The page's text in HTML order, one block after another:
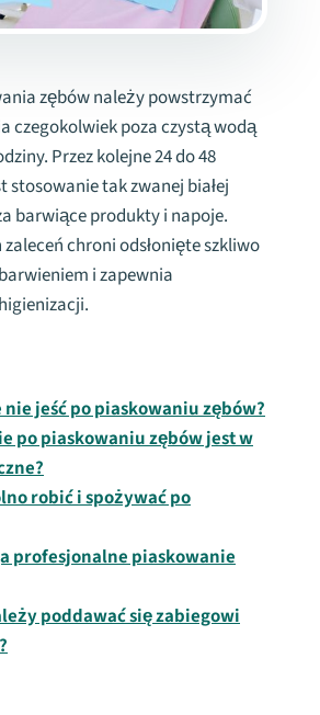
zębów należy powstrzymać
czegokolwiek poza czystą wodą
Przez kolejne 24 do 48
stosowanie tak zwanej białej
barwiące produkty i napoje.
chroni odsłonięte szkliwo
i zapewnia
nie jeść po piaskowaniu zębów?
po piaskowaniu zębów jest w
robić i spożywać po
profesjonalne piaskowanie
poddawać się zabiegowi